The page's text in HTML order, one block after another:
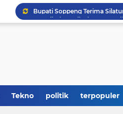
RS Adinda Medical Center
Polres Soppeng Amankan
Bupati Soppeng Hadiri Rakor
Tekno politik terpopuler